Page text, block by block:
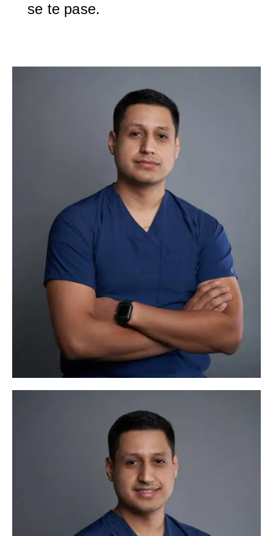
se te pase.